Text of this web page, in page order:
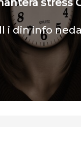
stress
i din info